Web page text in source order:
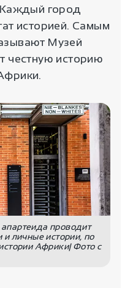
Каждый город
историей. Самым
Музей
честную историю
проводит
и личные истории, по
Африки| Фото с